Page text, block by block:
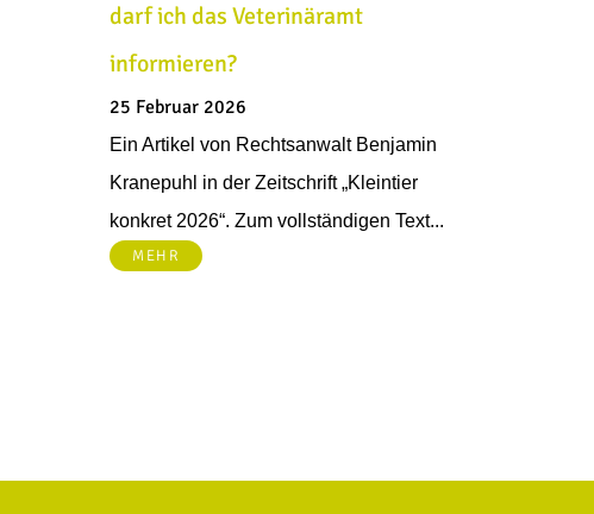
darf ich das Veterinäramt
informieren?
25 Februar 2026
Ein Artikel von Rechtsanwalt Benjamin
Kranepuhl in der Zeitschrift „Kleintier
konkret 2026“. Zum vollständigen Text...
MEHR